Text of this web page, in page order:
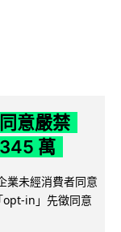
意嚴禁
萬
業未經消費者同意
in」先徵同意